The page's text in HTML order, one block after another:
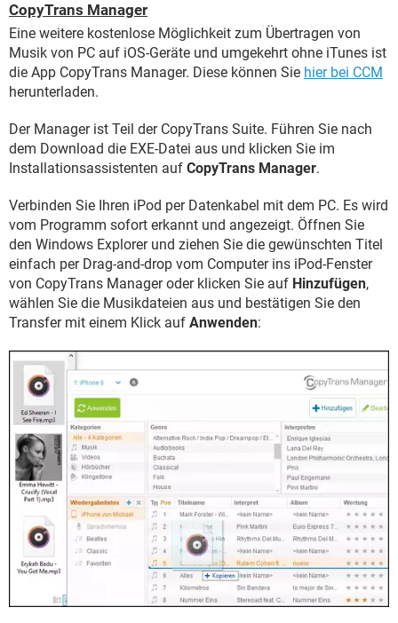
CopyTrans Manager
Eine weitere kostenlose Möglichkeit zum Übertragen von
Musik von PC auf iOS-Geräte und umgekehrt ohne iTunes ist
die App CopyTrans Manager. Diese können Sie hier bei CCM
herunterladen.
Der Manager ist Teil der CopyTrans Suite. Führen Sie nach
dem Download die EXE-Datei aus und klicken Sie im
Installationsassistenten auf CopyTrans Manager.
Verbinden Sie Ihren iPod per Datenkabel mit dem PC. Es wird
vom Programm sofort erkannt und angezeigt. Öffnen Sie
den Windows Explorer und ziehen Sie die gewünschten Titel
einfach per Drag-and-drop vom Computer ins iPod-Fenster
von CopyTrans Manager oder klicken Sie auf Hinzufügen,
wählen Sie die Musikdateien aus und bestätigen Sie den
Transfer mit einem Klick auf Anwenden: